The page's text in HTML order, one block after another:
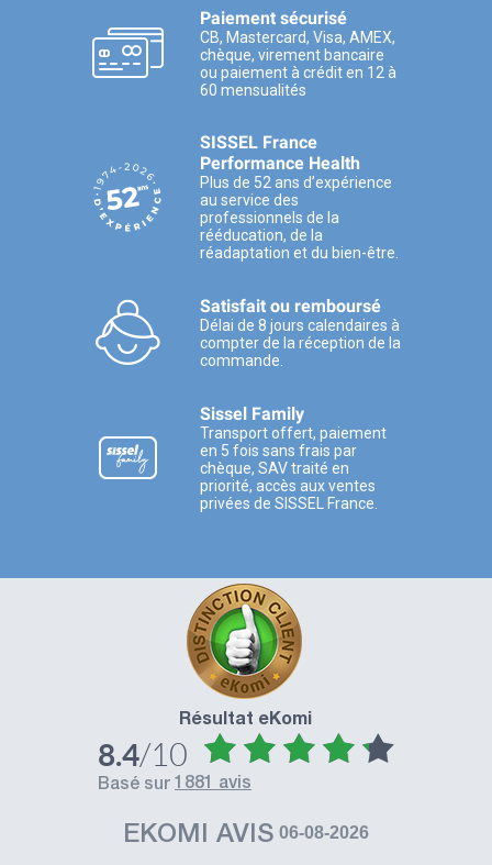
Paiement sécurisé
CB, Mastercard, Visa, AMEX,
chèque, virement bancaire
ou paiement à crédit en 12 à
60 mensualités
SISSEL France
Performance Health
Plus de 52 ans d’expérience
au service des
professionnels de la
rééducation, de la
réadaptation et du bien-être.
Satisfait ou remboursé
Délai de 8 jours calendaires à
compter de la réception de la
commande.
Sissel Family
Transport offert, paiement
en 5 fois sans frais par
chèque, SAV traité en
priorité, accès aux ventes
privées de SISSEL France.
Résultat eKomi
8.4/10
basé sur 1881 avis
EKOMI AVIS 06-08-2026